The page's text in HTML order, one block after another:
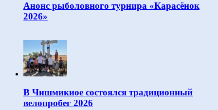
Анонс рыболовного турнира «Карасёнок
2026»
В Чишмикиое состоялся традиционный
велопробег 2026